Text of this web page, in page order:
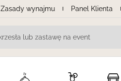
Zasady wynajmu Panel Klienta